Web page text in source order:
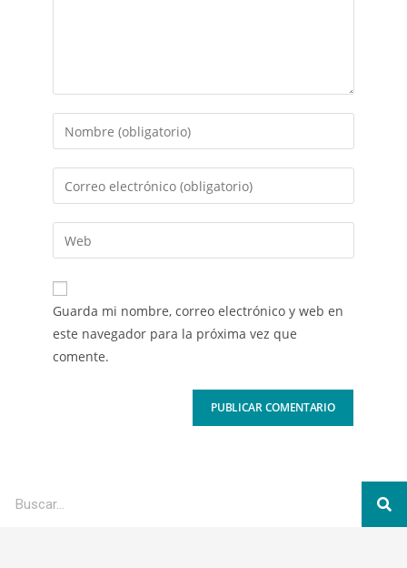
Guarda mi nombre, correo electrónico y web en
este navegador para la próxima vez que
comente.